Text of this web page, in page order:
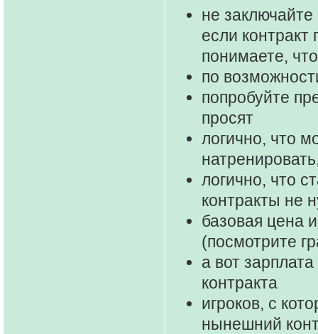
не
если
понимаете,
по
попробуйте
просят
логично, что
логично, что
контракты не
базовая цена
(посмотрите
а вот
контракта
игроков, с
нынешний